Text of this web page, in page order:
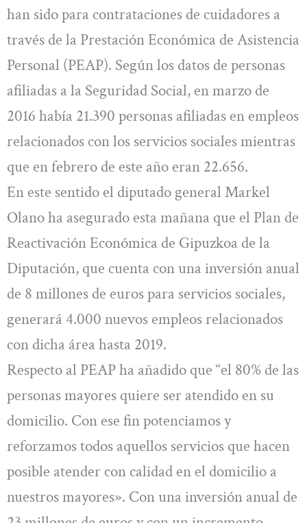
han sido para contrataciones de cuidadores a
través de la Prestación Económica de Asistencia
Personal (PEAP). Según los datos de personas
afiliadas a la Seguridad Social, en marzo de
2016 había 21.390 personas afiliadas en empleos
relacionados con los servicios sociales mientras
que en febrero de este año eran 22.656.
En este sentido el diputado general Markel
Olano ha asegurado esta mañana que el Plan de
Reactivación Económica de Gipuzkoa de la
Diputación, que cuenta con una inversión anual
de 8 millones de euros para servicios sociales,
generará 4.000 nuevos empleos relacionados
con dicha área hasta 2019.
Respecto al PEAP ha añadido que “el 80% de las
personas mayores quiere ser atendido en su
domicilio. Con ese fin potenciamos y
reforzamos todos aquellos servicios que hacen
posible atender con calidad en el domicilio a
nuestros mayores». Con una inversión anual de